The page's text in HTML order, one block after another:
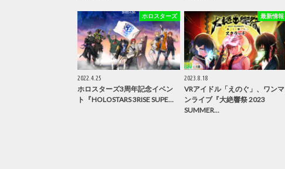
ホロスターズ
2022.4.25
ホロスターズ3周年記念イベン
ト『HOLOSTARS 3RISE SUPE…
最新情報
2023.8.18
VRアイドル「えのぐ」、ワンマ
ンライブ『大絶響祭 2023
SUMMER…